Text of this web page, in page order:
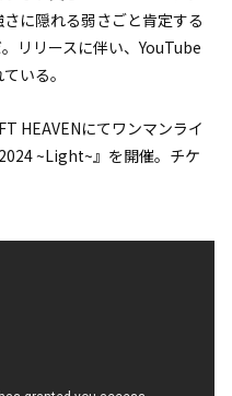
に隠れる弱さごと肯定する
リリースに伴い、YouTube
いる。
HEAVENにてワンマンライ
~Light~』を開催。チケ